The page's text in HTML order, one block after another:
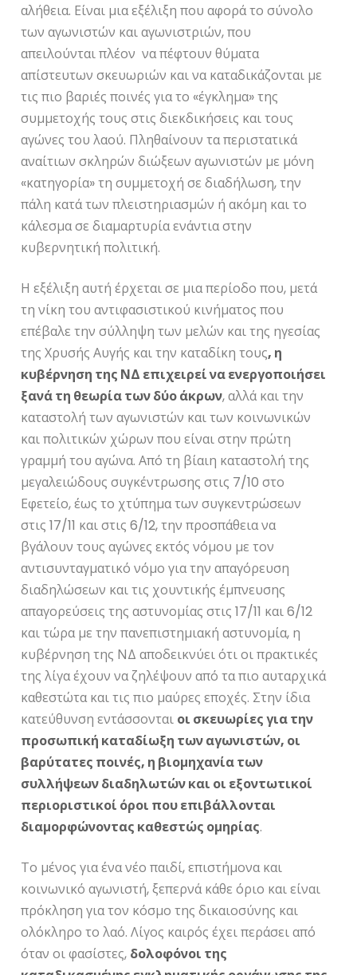
αλήθεια. Είναι μια εξέλιξη που αφορά το σύνολο
των αγωνιστών και αγωνιστριών, που
απειλούνται πλέον να πέφτουν θύματα
απίστευτων σκευωριών και να καταδικάζονται με
τις πιο βαριές ποινές για το «έγκλημα» της
συμμετοχής τους στις διεκδικήσεις και τους
αγώνες του λαού. Πληθαίνουν τα περιστατικά
αναίτιων σκληρών διώξεων αγωνιστών με μόνη
«κατηγορία» τη συμμετοχή σε διαδήλωση, την
πάλη κατά των πλειστηριασμών ή ακόμη και το
κάλεσμα σε διαμαρτυρία ενάντια στην
κυβερνητική πολιτική.
Η εξέλιξη αυτή έρχεται σε μια περίοδο που, μετά
τη νίκη του αντιφασιστικού κινήματος που
επέβαλε την σύλληψη των μελών και της ηγεσίας
της Χρυσής Αυγής και την καταδίκη τους, η
κυβέρνηση της ΝΔ επιχειρεί να ενεργοποιήσει
ξανά τη θεωρία των δύο άκρων, αλλά και την
καταστολή των αγωνιστών και των κοινωνικών
και πολιτικών χώρων που είναι στην πρώτη
γραμμή του αγώνα. Από τη βίαιη καταστολή της
μεγαλειώδους συγκέντρωσης στις 7/10 στο
Εφετείο, έως το χτύπημα των συγκεντρώσεων
στις 17/11 και στις 6/12, την προσπάθεια να
βγάλουν τους αγώνες εκτός νόμου με τον
αντισυνταγματικό νόμο για την απαγόρευση
διαδηλώσεων και τις χουντικής έμπνευσης
απαγορεύσεις της αστυνομίας στις 17/11 και 6/12
και τώρα με την πανεπιστημιακή αστυνομία, η
κυβέρνηση της ΝΔ αποδεικνύει ότι οι πρακτικές
της λίγα έχουν να ζηλέψουν από τα πιο αυταρχικά
καθεστώτα και τις πιο μαύρες εποχές. Στην ίδια
κατεύθυνση εντάσσονται οι σκευωρίες για την
προσωπική καταδίωξη των αγωνιστών, οι
βαρύτατες ποινές, η βιομηχανία των
συλλήψεων διαδηλωτών και οι εξοντωτικοί
περιοριστικοί όροι που επιβάλλονται
διαμορφώνοντας καθεστώς ομηρίας.
Το μένος για ένα νέο παιδί, επιστήμονα και
κοινωνικό αγωνιστή, ξεπερνά κάθε όριο και είναι
πρόκληση για τον κόσμο της δικαιοσύνης και
ολόκληρο το λαό. Λίγος καιρός έχει περάσει από
όταν οι φασίστες, δολοφόνοι της